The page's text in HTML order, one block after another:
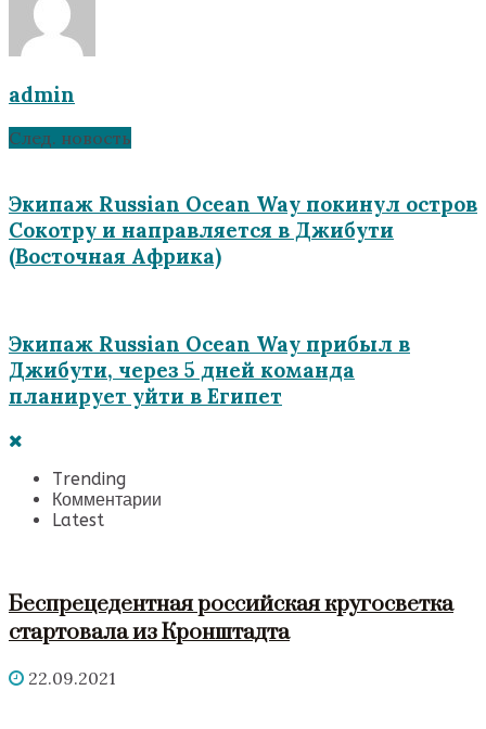
admin
След. новость
Экипаж Russian Ocean Way покинул остров
Сокотру и направляется в Джибути
(Восточная Африка)
Экипаж Russian Ocean Way прибыл в
Джибути, через 5 дней команда
планирует уйти в Египет
Trending
Комментарии
Latest
Беспрецедентная российская кругосветка
стартовала из Кронштадта
22.09.2021